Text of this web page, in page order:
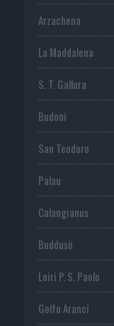
Arzachena
La Maddalena
S. T. Gallura
Budoni
San Teodoro
Palau
Calangianus
Buddusò
Loiri P. S. Paolo
Golfo Aranci